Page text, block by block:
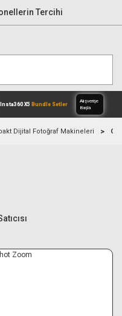
Tercihi
Dijital Fotoğraf Makineleri